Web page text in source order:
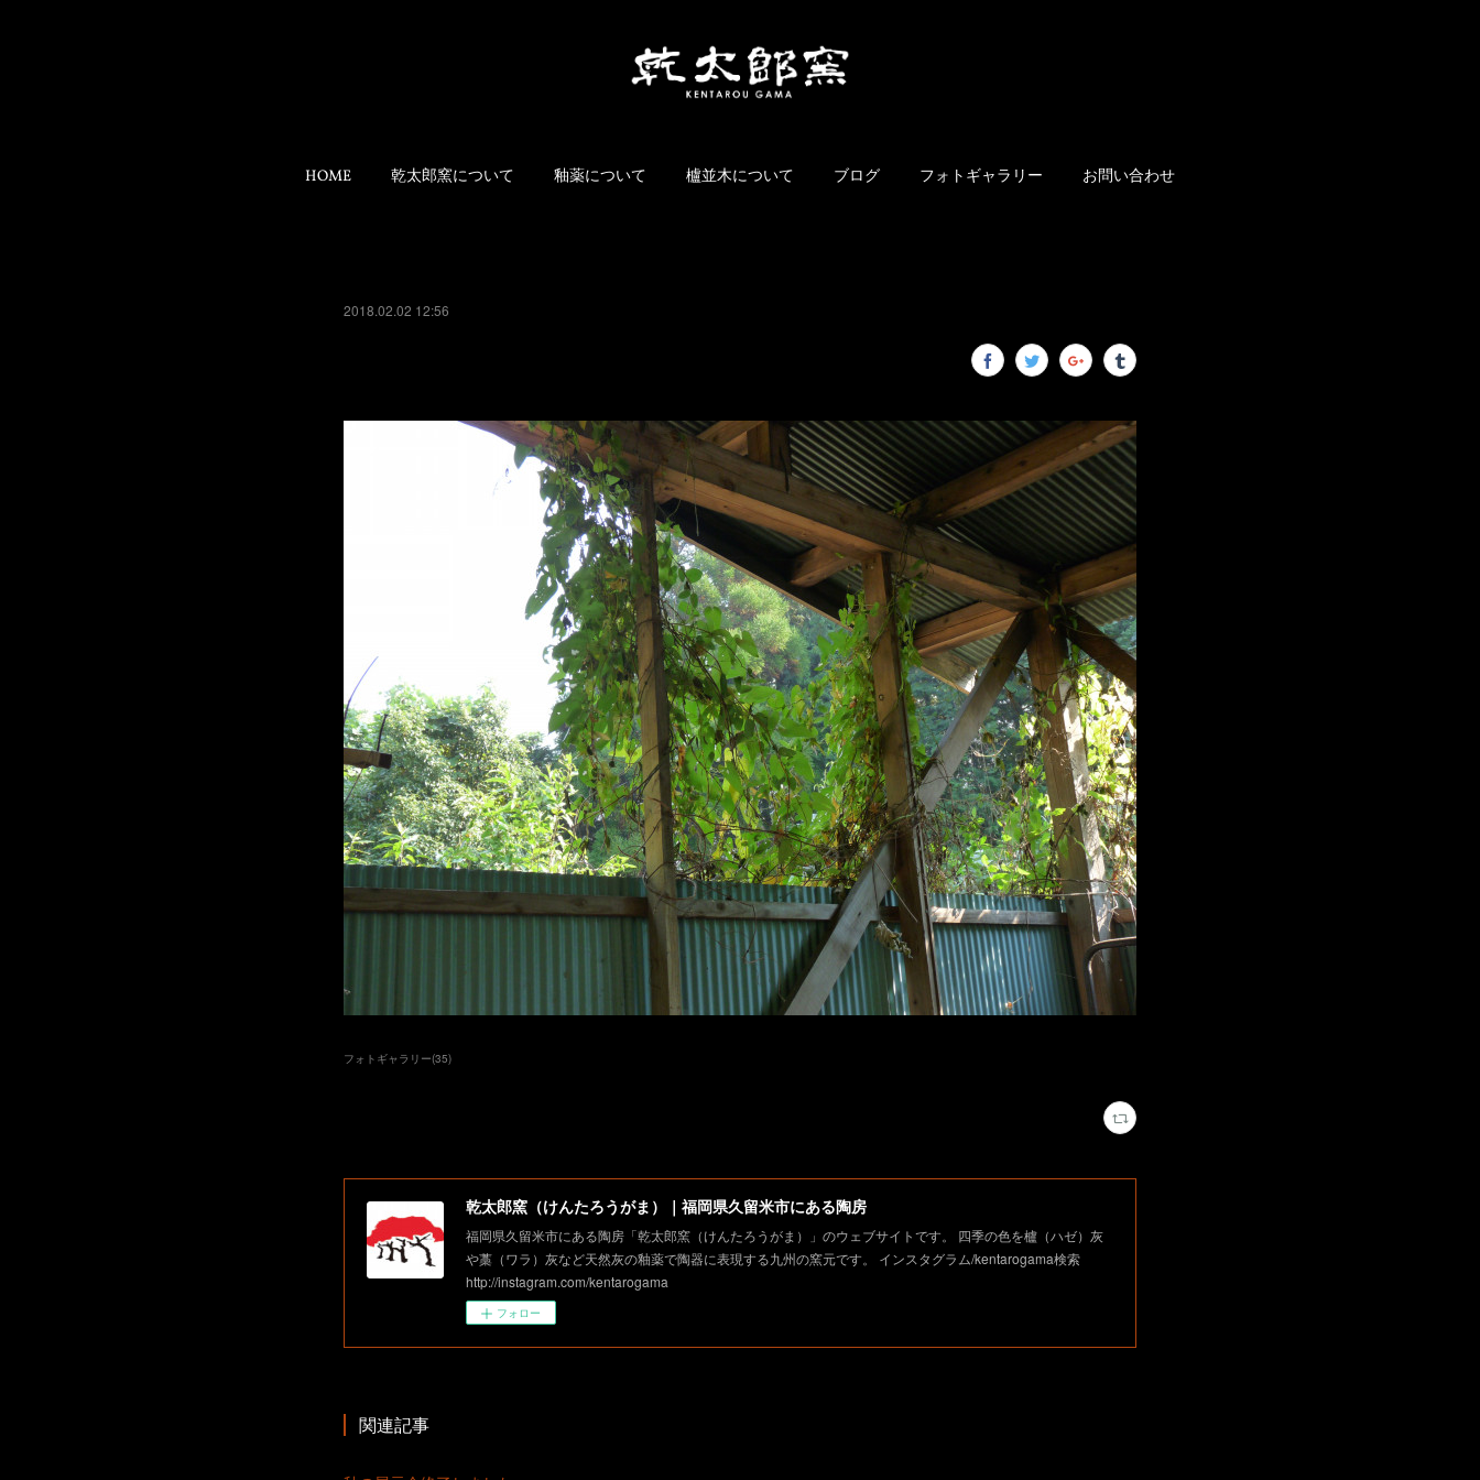
HOME 乾太郎窯について 釉薬について 櫨並木について ブログ フォトギャラリー お問い合わせ
2018.02.02 12:56
フォトギャラリー(35)
乾太郎窯（けんたろうがま）｜福岡県久留米市にある陶房
福岡県久留米市にある陶房「乾太郎窯（けんたろうがま）」のウェブサイトです。 四季の色を櫨（ハゼ）灰
や藁（ワラ）灰など天然灰の釉薬で陶器に表現する九州の窯元です。 インスタグラム/kentarogama検索
http://instagram.com/kentarogama
フォロー
関連記事